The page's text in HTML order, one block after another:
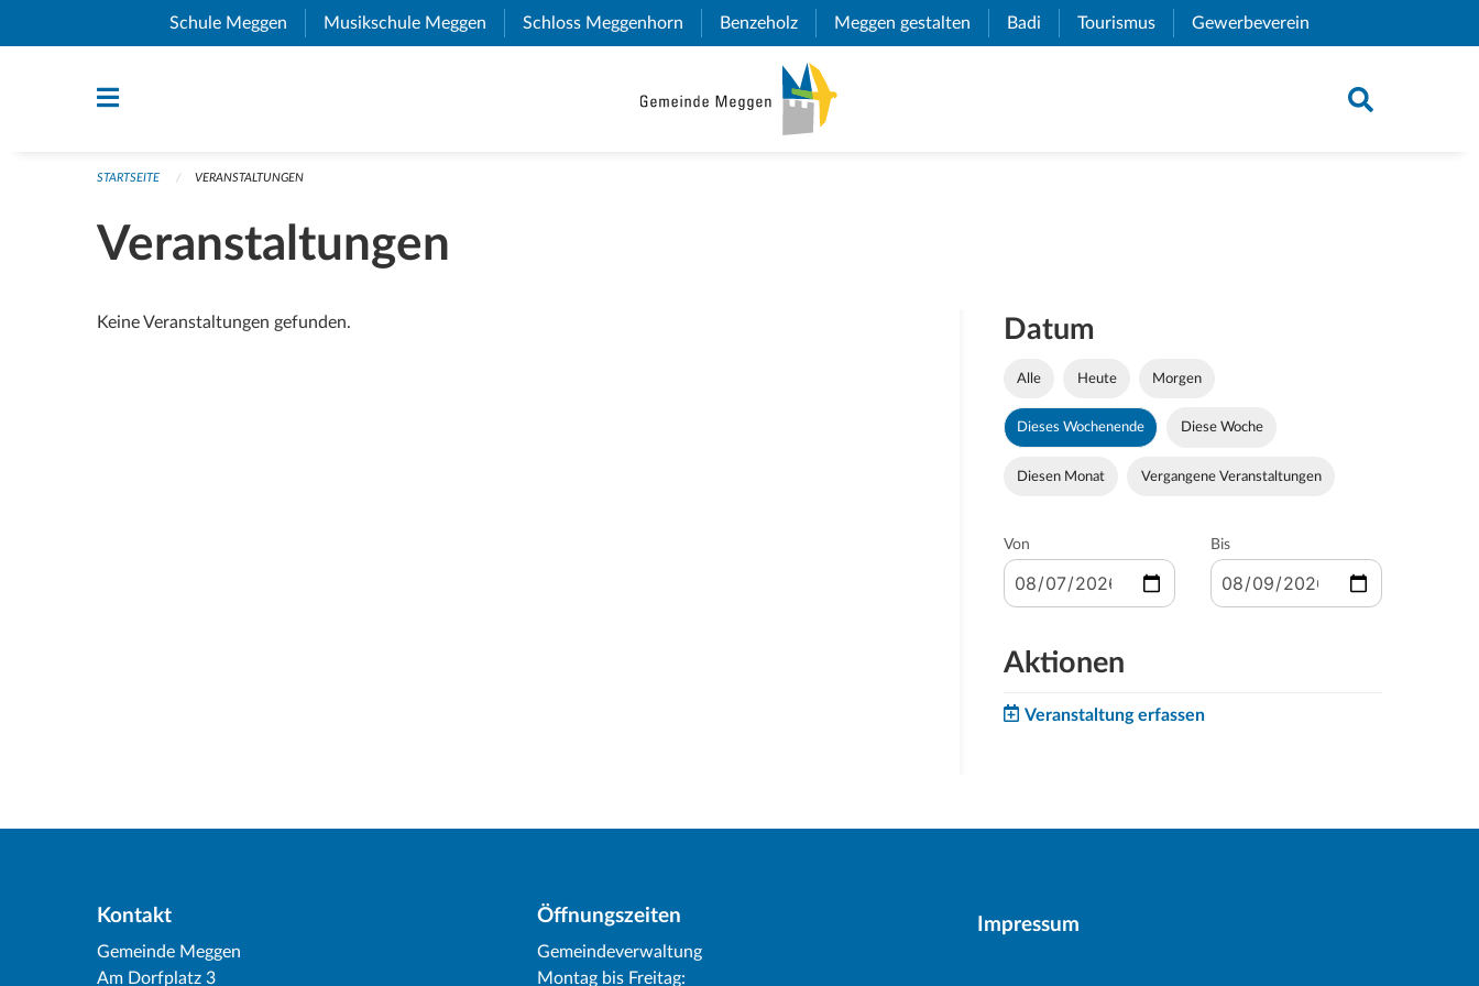
Navigation überspringen
Schule Meggen (External Link)
Musikschule Meggen (External Link)
Schloss Meggenhorn (External Link)
Benzeholz (External Link)
Meggen gestalten (External Link)
Badi (External Link)
Tourismus (External Link)
Gewerbeverein
STARTSEITE VERANSTALTUNGEN
Veranstaltungen
Keine Veranstaltungen gefunden. Datum
Alle Heute Morgen
Dieses Wochenende Diese Woche
Diesen Monat Vergangene Veranstaltungen
Von Bis
Aktionen
Veranstaltung erfassen
Kontakt
Gemeinde Meggen
Am Dorfplatz 3
Öffnungszeiten
Gemeindeverwaltung
Montag bis Freitag:
Impressum